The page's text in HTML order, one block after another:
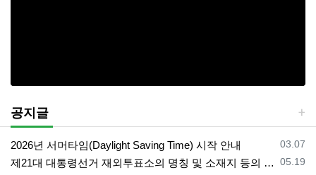
공지글
등록일
03.07
2026년 서머타임(Daylight Saving Time) 시작 안내
등록일
05.19
제21대 대통령선거 재외투표소의 명칭 및 소재지 등의 공고/올랜도 제외 투표소